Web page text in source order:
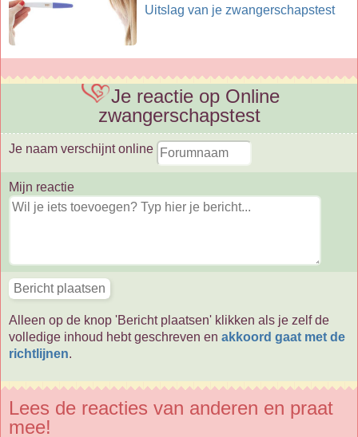
Uitslag van je zwangerschapstest
Je reactie op Online
zwangerschapstest
Je naam verschijnt online
Mijn reactie
Alleen op de knop 'Bericht plaatsen' klikken als je zelf de
volledige inhoud hebt geschreven en akkoord gaat met de
richtlijnen.
Lees de reacties van anderen en praat
mee!